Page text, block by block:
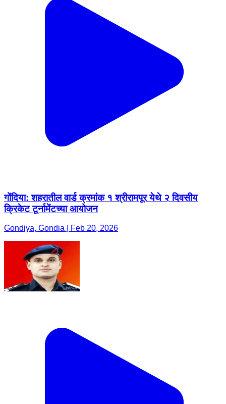
गोंदिया: शहरातील वार्ड क्रमांक १ श्रीरामपूर येथे २ दिवसीय
क्रिकेट टूर्नामेंटच्या आयोजन
Gondiya, Gondia | Feb 20, 2026